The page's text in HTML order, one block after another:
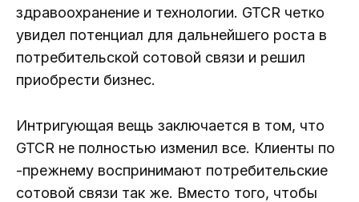
здравоохранение и технологии. GTCR четко
увидел потенциал для дальнейшего роста в
потребительской сотовой связи и решил
приобрести бизнес.
Интригующая вещь заключается в том, что
GTCR не полностью изменил все. Клиенты по
-прежнему воспринимают потребительские
сотовой связи так же. Вместо того, чтобы